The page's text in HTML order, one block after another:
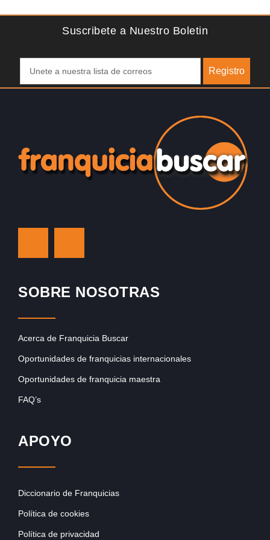
Suscribete a Nuestro Boletin
Registro
SOBRE NOSOTRAS
Acerca de Franquicia Buscar
Oportunidades de franquicias internacionales
Oportunidades de franquicia maestra
FAQ’s
APOYO
Diccionario de Franquicias
Política de cookies
Política de privacidad